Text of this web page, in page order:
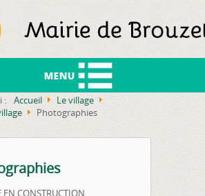
: Accueil
Le village
Photographies
EN CONSTRUCTION